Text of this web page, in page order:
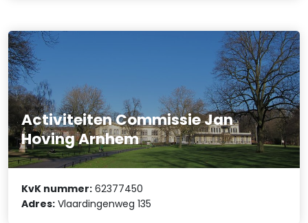
Activiteiten Commissie Jan
Hoving Arnhem
KvK nummer: 62377450
Adres: Vlaardingenweg 135